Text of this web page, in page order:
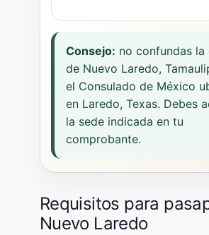
Consejo: no confundas la
de Nuevo Laredo,
el Consulado de México
en Laredo, Texas. Debes
la sede indicada en tu
comprobante.
Requisitos para
Nuevo Laredo